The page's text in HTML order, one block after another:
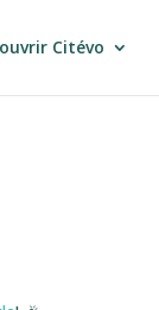
Citévo